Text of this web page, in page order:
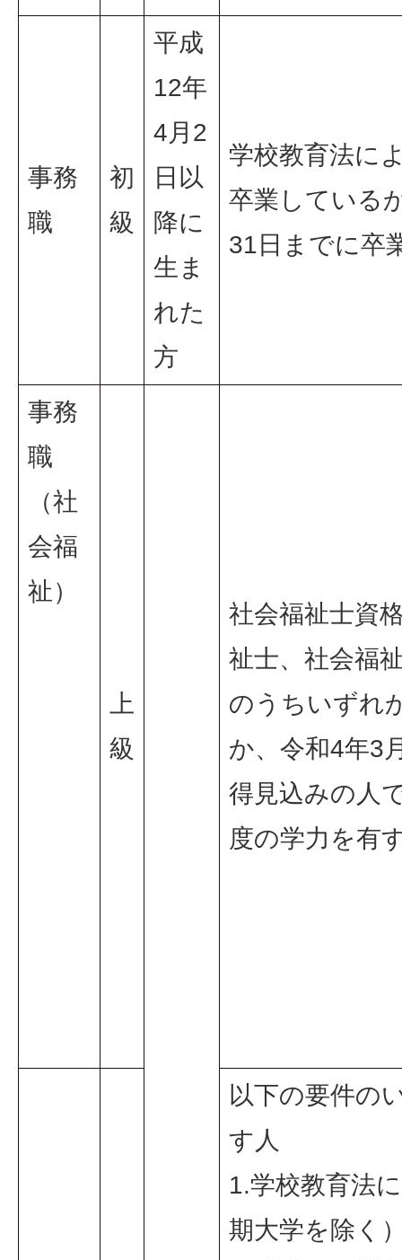
事務
職
初
級
平成
12年
4月2
日以
降に
生ま
れた
方
学校教育法に
卒業している
31日までに卒
事務
職
（社
会福
祉）
上
級
社会福祉士資
祉士、社会福
のうちいずれ
か、令和4年3
得見込みの人
度の学力を有
以下の要件の
す人
1.学校教育法
期大学を除く